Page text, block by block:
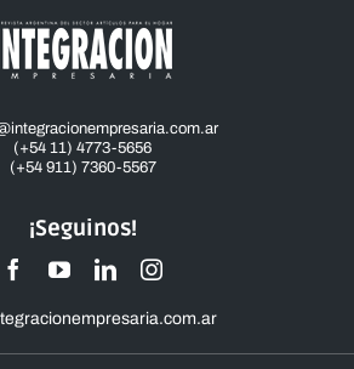
¡Seguinos!
(+54 11) 4773-5656
(+54 911) 7360-5567